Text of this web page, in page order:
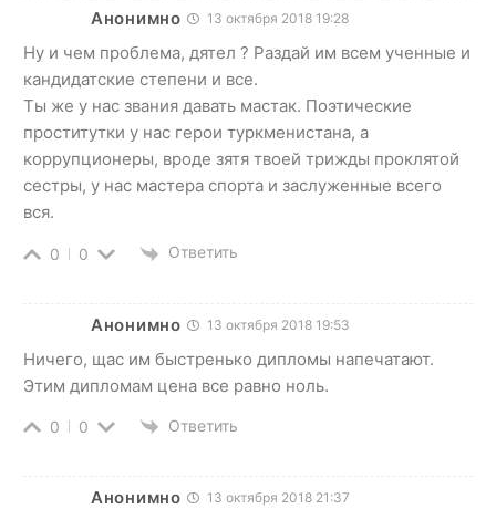
Анонимно 13 октября 2018 19:28
Ну и чем проблема, дятел ? Раздай им всем ученные и
кандидатские степени и все.
Ты же у нас звания давать мастак. Поэтические
проститутки у нас герои туркменистана, а
коррупционеры, вроде зятя твоей трижды проклятой
сестры, у нас мастера спорта и заслуженные всего
вся.
0 0 Ответить
Анонимно 13 октября 2018 19:53
Ничего, щас им быстренько дипломы напечатают.
Этим дипломам цена все равно ноль.
0 0 Ответить
Анонимно 13 октября 2018 21:37